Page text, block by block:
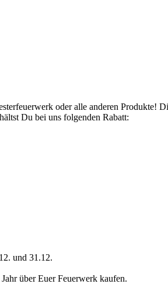
oder alle anderen Produkte!
Du bei uns folgenden Rabatt:
und 31.12.
über Euer Feuerwerk kaufen.